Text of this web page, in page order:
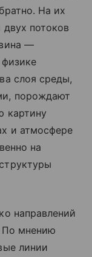
На их
двух потоков
—
слоя среды,
порождают
картину
и атмосфере
на
направлений
По мнению
линии